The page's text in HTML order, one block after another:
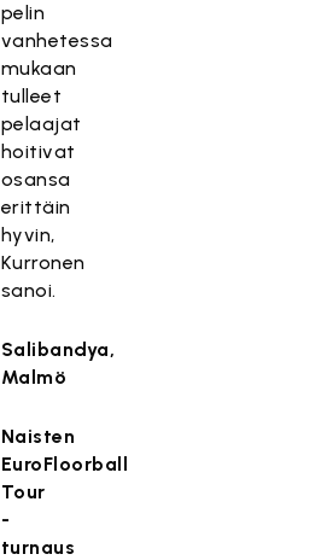
pelin
vanhetessa
mukaan
tulleet
pelaajat
hoitivat
osansa
erittäin
hyvin,
Kurronen
sanoi.
Salibandya,
Malmö
Naisten
EuroFloorball
Tour
-
turnaus